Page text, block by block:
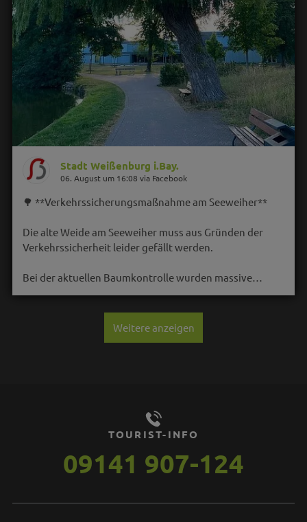
Stadt Weißenburg i.Bay.
06. August um 16:08 via Facebook
🌳 **Verkehrssicherungsmaßnahme am Seeweiher**
Die alte Weide am Seeweiher muss aus Gründen der
Verkehrssicherheit leider gefällt werden.
Bei der aktuellen Baumkontrolle wurden massive…
Weitere anzeigen
TOURIST-INFO
09141 907-124